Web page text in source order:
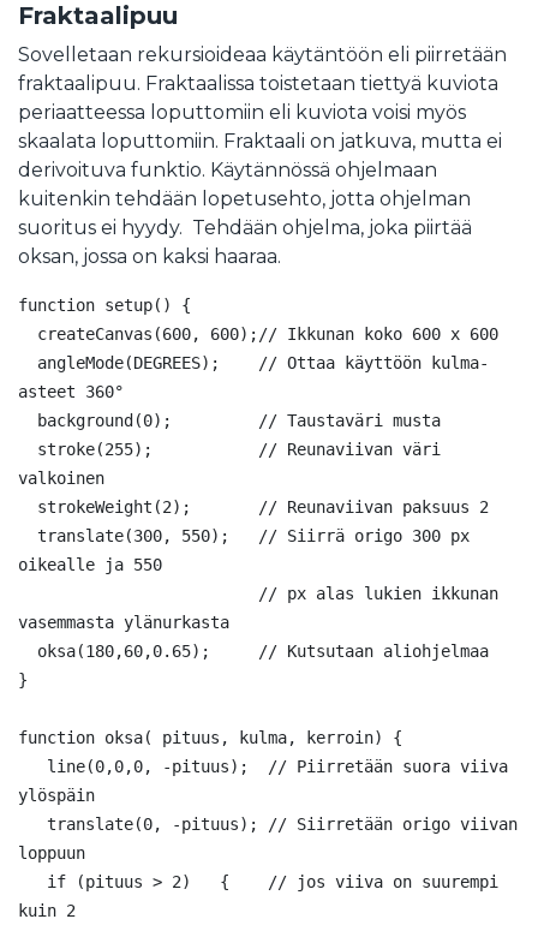
Fraktaalipuu
Sovelletaan rekursioideaa käytäntöön eli piirretään
fraktaalipuu. Fraktaalissa toistetaan tiettyä kuviota
periaatteessa loputtomiin eli kuviota voisi myös
skaalata loputtomiin. Fraktaali on jatkuva, mutta ei
derivoituva funktio. Käytännössä ohjelmaan
kuitenkin tehdään lopetusehto, jotta ohjelman
suoritus ei hyydy. Tehdään ohjelma, joka piirtää
oksan, jossa on kaksi haaraa.
function setup() {
asteet 360°
valkoinen
oikealle ja 550
vasemmasta ylänurkasta
}
function oksa( pituus, kulma, kerroin) {
ylöspäin
loppuun
kuin 2